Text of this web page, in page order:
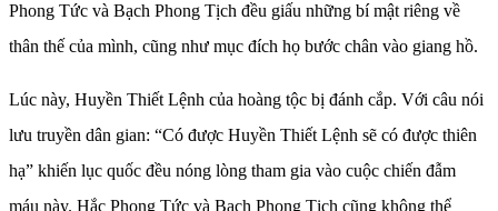
Phong Tức và Bạch Phong Tịch đều giấu những bí mật riêng về
thân thế của mình, cũng như mục đích họ bước chân vào giang hồ.
Lúc này, Huyền Thiết Lệnh của hoàng tộc bị đánh cắp. Với câu nói
lưu truyền dân gian: “Có được Huyền Thiết Lệnh sẽ có được thiên
hạ” khiến lục quốc đều nóng lòng tham gia vào cuộc chiến đẫm
máu này. Hắc Phong Tức và Bạch Phong Tịch cũng không thể